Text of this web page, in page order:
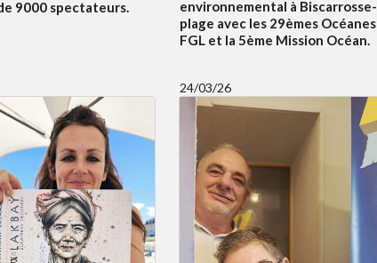
9000 spectateurs.
environnemental à Biscarrosse-
plage avec les 29èmes Océanes
FGL et la 5ème Mission Océan.
24/03/26